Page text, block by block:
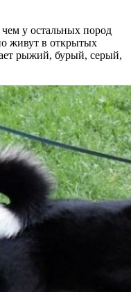
у остальных пород
живут в открытых
рыжий, бурый, серый,